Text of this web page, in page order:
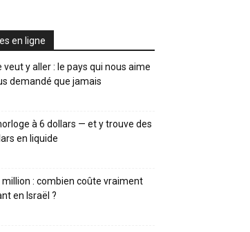
en ligne
y aller : le pays qui nous aime
demandé que jamais
à 6 dollars — et y trouve des
en liquide
million : combien coûte vraiment
en Israël ?